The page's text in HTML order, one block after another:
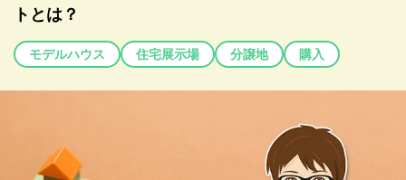
トとは？
モデルハウス 住宅展示場 分譲地 購入